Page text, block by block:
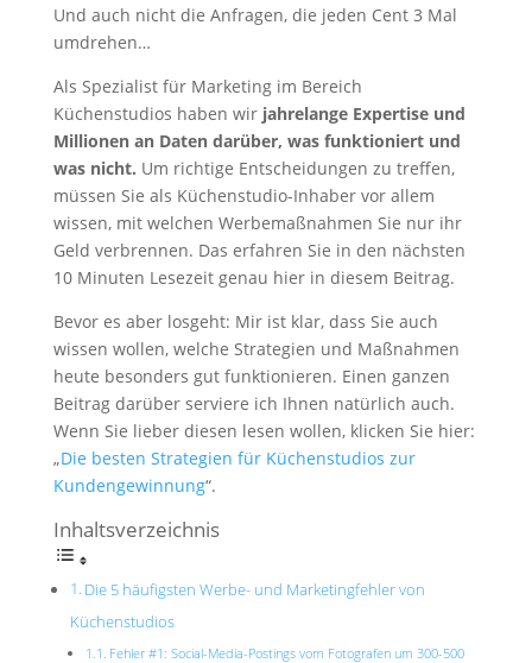
Und auch nicht die Anfragen, die jeden Cent 3 Mal
umdrehen…
Als Spezialist für Marketing im Bereich
Küchenstudios haben wir jahrelange Expertise und
Millionen an Daten darüber, was funktioniert und
was nicht. Um richtige Entscheidungen zu treffen,
müssen Sie als Küchenstudio-Inhaber vor allem
wissen, mit welchen Werbemaßnahmen Sie nur ihr
Geld verbrennen. Das erfahren Sie in den nächsten
10 Minuten Lesezeit genau hier in diesem Beitrag.
Bevor es aber losgeht: Mir ist klar, dass Sie auch
wissen wollen, welche Strategien und Maßnahmen
heute besonders gut funktionieren. Einen ganzen
Beitrag darüber serviere ich Ihnen natürlich auch.
Wenn Sie lieber diesen lesen wollen, klicken Sie hier:
„Die besten Strategien für Küchenstudios zur
Kundengewinnung“.
Inhaltsverzeichnis
Die 5 häufigsten Werbe- und Marketingfehler von
Küchenstudios
Fehler #1: Social-Media-Postings vom Fotografen um 300-500